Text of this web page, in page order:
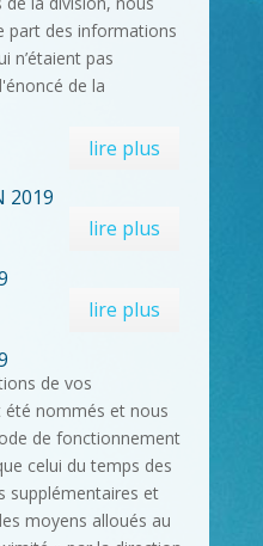
part des informations
n’étaient pas
de la
lire plus
2019
lire plus
lire plus
de vos
été nommés et nous
de fonctionnement
celui du temps des
supplémentaires et
moyens alloués au